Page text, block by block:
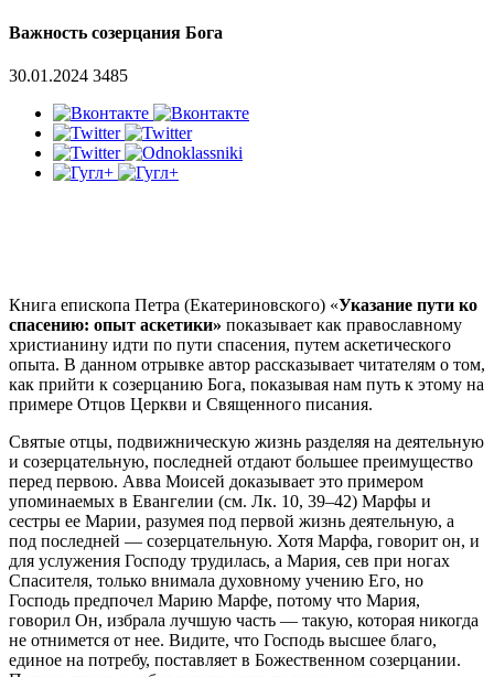
Важность созерцания Бога
30.01.2024 3485
Книга епископа Петра (Екатериновского) «Указание пути ко
спасению: опыт аскетики» показывает как православному
христианину идти по пути спасения, путем аскетического
опыта. В данном отрывке автор рассказывает читателям о том,
как прийти к созерцанию Бога, показывая нам путь к этому на
примере Отцов Церкви и Священного писания.
Святые отцы, подвижническую жизнь разделяя на деятельную
и созерцательную, последней отдают большее преимущество
перед первою. Авва Моисей доказывает это примером
упоминаемых в Евангелии (см. Лк. 10, 39–42) Марфы и
сестры ее Марии, разумея под первой жизнь деятельную, а
под последней — созерцательную. Хотя Марфа, говорит он, и
для услужения Господу трудилась, а Мария, сев при ногах
Спасителя, только внимала духовному учению Его, но
Господь предпочел Марию Марфе, потому что Мария,
говорил Он, избрала лучшую часть — такую, которая никогда
не отнимется от нее. Видите, что Господь высшее благо,
единое на потребу, поставляет в Божественном созерцании.